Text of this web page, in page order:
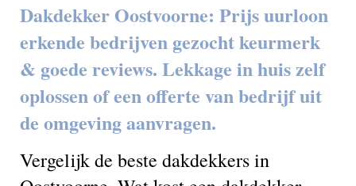
Dakdekker Oostvoorne: Prijs uurloon
erkende bedrijven gezocht keurmerk
& goede reviews. Lekkage in huis zelf
oplossen of een offerte van bedrijf uit
de omgeving aanvragen.
Vergelijk de beste dakdekkers in